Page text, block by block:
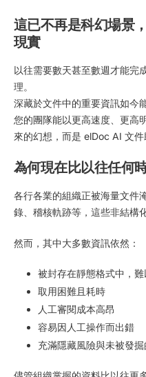
這已不再是科幻場景
現實
以往需要數天甚至數週才能完
理。
深藏於文件中的重要資訊如今
您的團隊能以更高速度、更高
來的幻想，而是 elDoc AI 文件
為何現在比以往任何
各行各業的組織正被海量文件
錄、稽核軌跡等，這些非結構
然而，其中大多數資訊依然：
被封存在靜態格式中，難
取用困難且耗時
人工審閱成本高昂
容易因人工操作而出錯
充滿隱藏風險與未被發掘